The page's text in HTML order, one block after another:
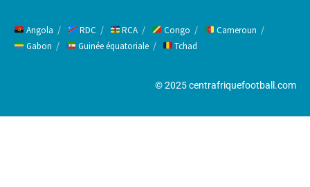
Angola RDC RCA Congo
Cameroun
Gabon
Guinée équatoriale Tchad
© 2025 centrafriquefootball.com